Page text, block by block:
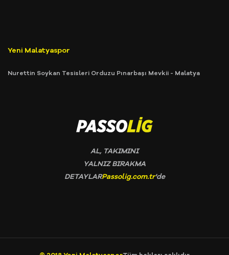
Yeni Malatyaspor
Nurettin Soykan Tesisleri Orduzu Pınarbaşı Mevkii - Malatya
AL, TAKIMINI
YALNIZ BIRAKMA
DETAYLARPassolig.com.tr'de